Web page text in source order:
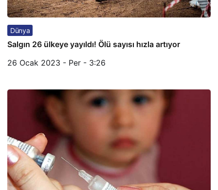
Dünya
Salgın 26 ülkeye yayıldı! Ölü sayısı hızla artıyor
26 Ocak 2023 - Per - 3:26